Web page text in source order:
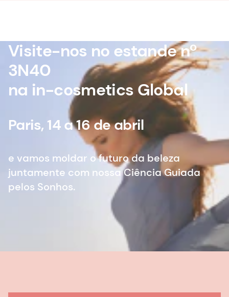
Visite-nos no estande nº
3N40
na in-cosmetics Global
Paris, 14 a 16 de abril
e vamos moldar o futuro da beleza
juntamente com nossa Ciência Guiada
pelos Sonhos.